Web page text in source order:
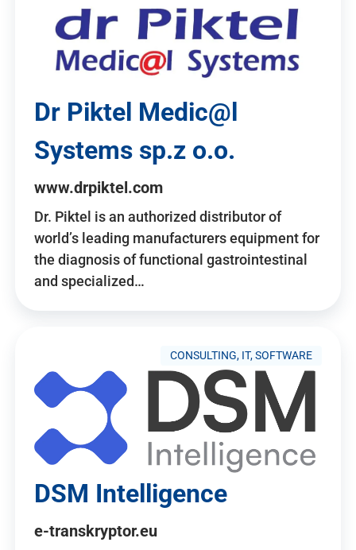
Dr Piktel Medic@l
Systems sp.z o.o.
www.drpiktel.com
Dr. Piktel is an authorized distributor of
world’s leading manufacturers equipment for
the diagnosis of functional gastrointestinal
and specialized…
CONSULTING, IT, SOFTWARE
DSM Intelligence
e-transkryptor.eu